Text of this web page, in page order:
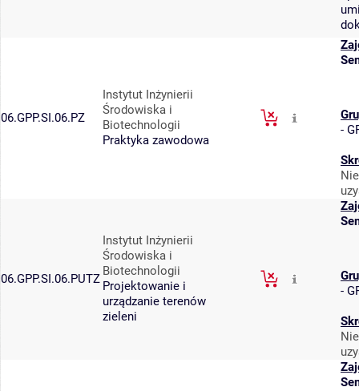
06.GPP.SI.06.PZ
Instytut Inżynierii
Środowiska i
Biotechnologii
Praktyka zawodowa
-
06.GPP.SI.06.PUTZ
Instytut Inżynierii
Środowiska i
Biotechnologii
Projektowanie i
urządzanie terenów
zieleni
-